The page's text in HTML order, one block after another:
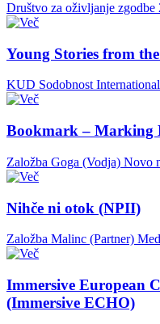
Društvo za oživljanje zgodbe
Young Stories from
KUD Sodobnost
Bookmark – Marking
Založba Goga (Vodja) Novo
Nihče ni otok (NPII)
Založba Malinc (Partner)
Immersive European
(Immersive ECHO)